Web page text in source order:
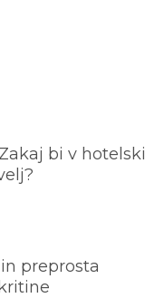
bi v hotelski
preprosta